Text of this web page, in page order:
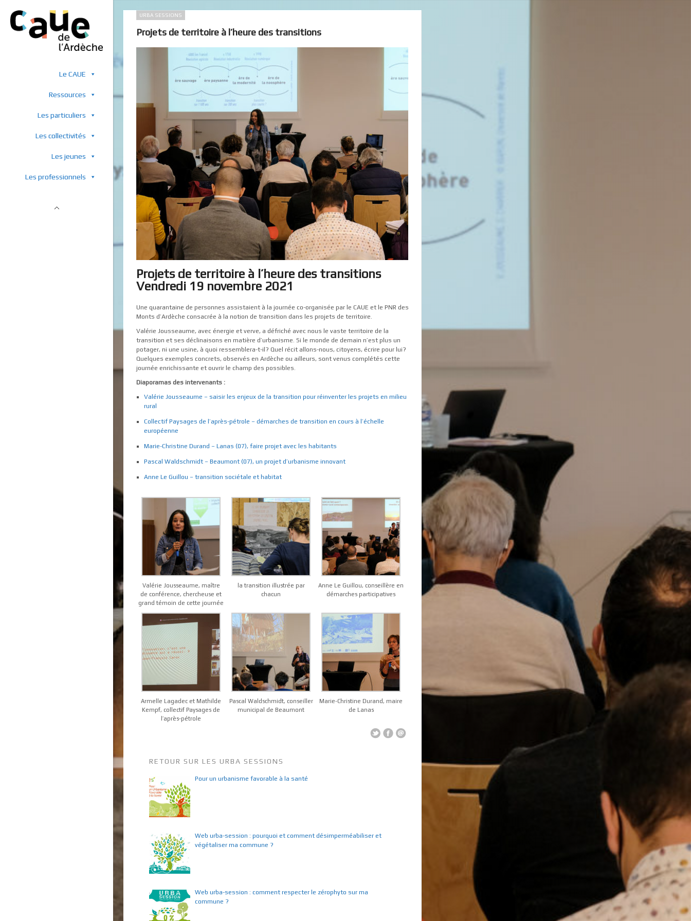
Le CAUE
Ressources
Les particuliers
Les collectivités
Les jeunes
Les professionnels
URBA SESSIONS
Projets de territoire à l’heure des transitions
Projets de territoire à l’heure des transitions
Vendredi 19 novembre 2021
Une quarantaine de personnes assistaient à la journée co-organisée par le CAUE et le PNR des
Monts d’Ardèche consacrée à la notion de transition dans les projets de territoire.
Valérie Jousseaume, avec énergie et verve, a défriché avec nous le vaste territoire de la
transition et ses déclinaisons en matière d’urbanisme. Si le monde de demain n’est plus un
potager, ni une usine, à quoi ressemblera-t-il? Quel récit allons-nous, citoyens, écrire pour lui?
Quelques exemples concrets, observés en Ardèche ou ailleurs, sont venus complétés cette
journée enrichissante et ouvrir le champ des possibles.
Diaporamas des intervenants :
Valérie Jousseaume – saisir les enjeux de la transition pour réinventer les projets en milieu
rural
Collectif Paysages de l’après-pétrole – démarches de transition en cours à l’échelle
européenne
Marie-Christine Durand – Lanas (07), faire projet avec les habitants
Pascal Waldschmidt – Beaumont (07), un projet d’urbanisme innovant
Anne Le Guillou – transition sociétale et habitat
Valérie Jousseaume, maître
de conférence, chercheuse et
grand témoin de cette journée
la transition illustrée par
chacun
Anne Le Guillou, conseillère en
démarches participatives
Armelle Lagadec et Mathilde
Kempf, collectif Paysages de
l’après-pétrole
Pascal Waldschmidt, conseiller
municipal de Beaumont
Marie-Christine Durand, maire
de Lanas
RETOUR SUR LES URBA SESSIONS
Pour un urbanisme favorable à la santé
Web urba-session : pourquoi et comment désimperméabiliser et
végétaliser ma commune ?
Web urba-session : comment respecter le zérophyto sur ma
commune ?